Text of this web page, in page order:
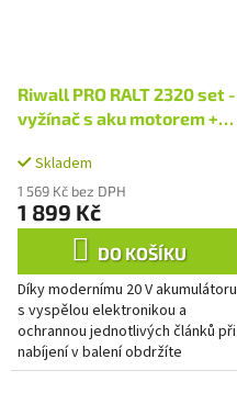
Riwall PRO RALT 2320 set -
vyžínač s aku motorem +
V Skladem
1 569 Kč bez DPH
1 899 Kč
DO KOŠÍKU
Díky modernímu 20 V akumulátoru
s vyspělou elektronikou a
ochrannou jednotlivých článků při
nabíjení v balení obdržíte
výkonnou baterii o kapacitě 2 Ah